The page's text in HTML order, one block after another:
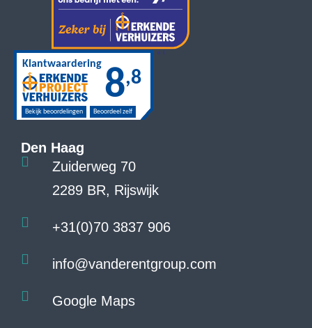
Den Haag
Zuiderweg 70
2289 BR, Rijswijk
+31(0)70 3837 906
info@vanderentgroup.com
Google Maps